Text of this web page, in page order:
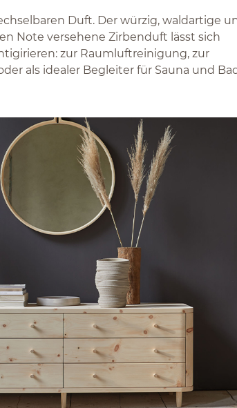
Duft. Der würzig, waldartige
Note versehene Zirbenduft lässt sich
zur Raumluftreinigung, zur
als idealer Begleiter für Sauna und